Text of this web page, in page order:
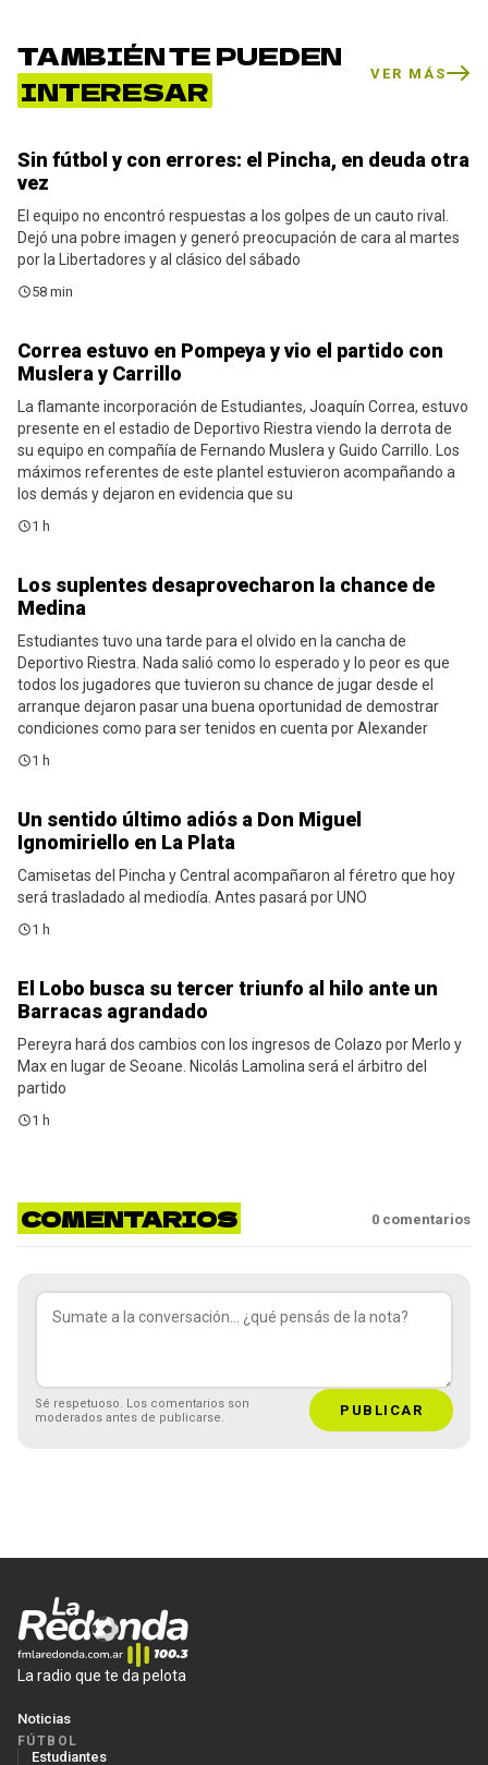
TAMBIÉN TE PUEDEN
INTERESAR
VER MÁS
Estudiantes
Sin fútbol y con errores: el Pincha, en deuda otra
vez
El equipo no encontró respuestas a los golpes de un cauto rival.
Dejó una pobre imagen y generó preocupación de cara al martes
por la Libertadores y al clásico del sábado
58 min
Noticias
Correa estuvo en Pompeya y vio el partido con
Muslera y Carrillo
La flamante incorporación de Estudiantes, Joaquín Correa, estuvo
presente en el estadio de Deportivo Riestra viendo la derrota de
su equipo en compañía de Fernando Muslera y Guido Carrillo. Los
máximos referentes de este plantel estuvieron acompañando a
los demás y dejaron en evidencia que su
1 h
Noticias
Los suplentes desaprovecharon la chance de
Medina
Estudiantes tuvo una tarde para el olvido en la cancha de
Deportivo Riestra. Nada salió como lo esperado y lo peor es que
todos los jugadores que tuvieron su chance de jugar desde el
arranque dejaron pasar una buena oportunidad de demostrar
condiciones como para ser tenidos en cuenta por Alexander
1 h
Noticias
Un sentido último adiós a Don Miguel
Ignomiriello en La Plata
Camisetas del Pincha y Central acompañaron al féretro que hoy
será trasladado al mediodía. Antes pasará por UNO
1 h
Gimnasia
El Lobo busca su tercer triunfo al hilo ante un
Barracas agrandado
Pereyra hará dos cambios con los ingresos de Colazo por Merlo y
Max en lugar de Seoane. Nicolás Lamolina será el árbitro del
partido
1 h
COMENTARIOS 0 comentarios
Sé respetuoso. Los comentarios son
moderados antes de publicarse.
PUBLICAR
La radio que te da pelota
Noticias
FÚTBOL
Estudiantes